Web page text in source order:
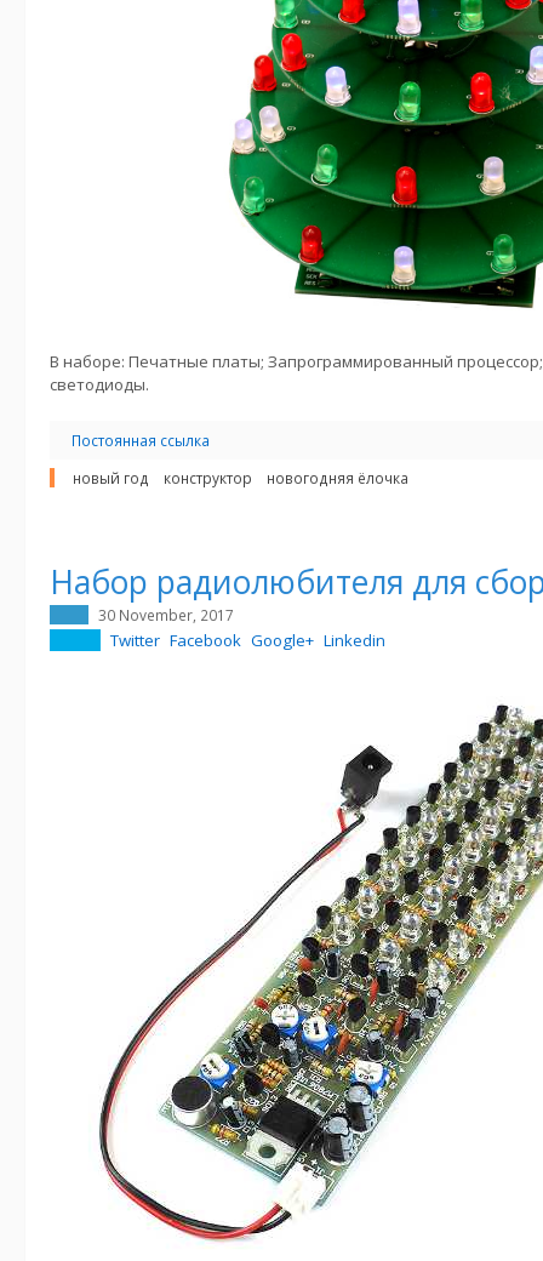
В наборе: Печатные платы; Запрограммированный процессор;
светодиоды.
Постоянная ссылка
новый год
конструктор новогодняя ёлочка
Набор радиолюбителя для
30 November, 2017
Twitter Facebook Google+ Linkedin